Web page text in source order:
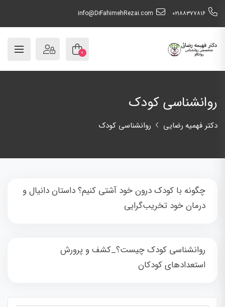
٠٢١٨٨٣٧٧٨١٦ info@DrFahimehRezai.com
۰
روانشناسی کودک
دکتر فهمیه رضایی روانشناسی کودک
چگونه با کودک درون خود آشتی کنیم؟ داستان دانیال و
درمان خود تخریب‌گرایی
روانشناسی کودک چیست؟_کشف و پرورش
استعدادهای کودکان